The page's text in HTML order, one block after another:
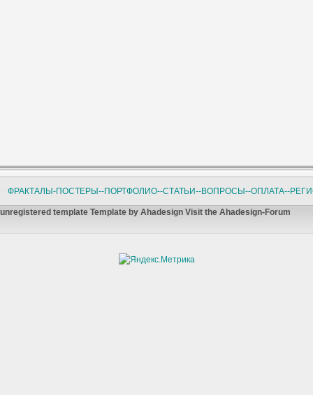
ФРАКТАЛЫ-ПОСТЕРЫ--ПОРТФОЛИО--СТАТЬИ--ВОПРОСЫ--ОПЛАТА--
unregistered template Template by Ahadesign Visit the Ahadesign-Forum